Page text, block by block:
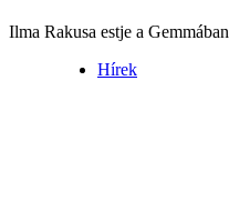
Ilma Rakusa estje a Gemmában
Hírek